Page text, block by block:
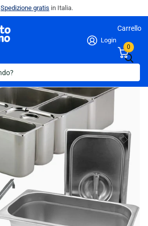
Spedizione gratis in Italia.
Login
Carrello
0